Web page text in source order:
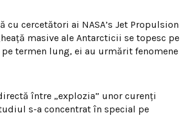
cercetători ai NASA’s Jet Propulsion
masive ale Antarcticii se topesc pe
termen lung, ei au urmărit fenomene
între „explozia” unor curenți
s-a concentrat în special pe